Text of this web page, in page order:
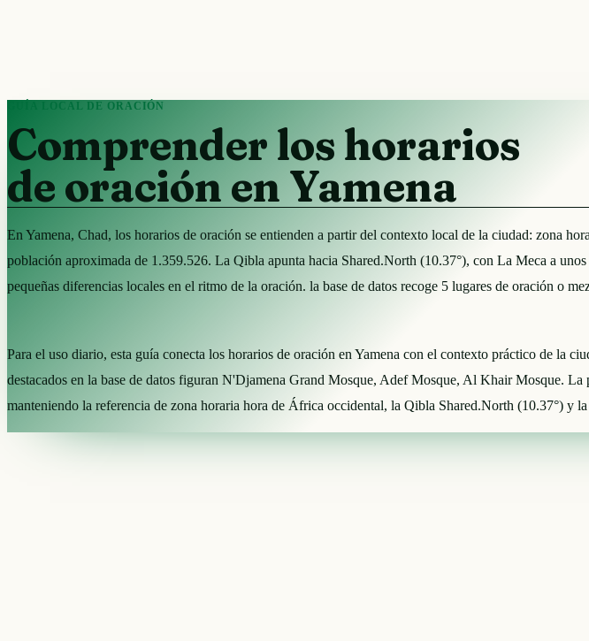
GUÍA LOCAL DE ORACIÓN
Comprender los horarios
de oración en Yamena
En Yamena, Chad, los horarios de oración se entienden a partir del contexto local de la ciudad: zona
población aproximada de 1.359.526. La Qibla apunta hacia Shared.North (10.37°), con La Meca a
pequeñas diferencias locales en el ritmo de la oración. la base de datos recoge 5 lugares de oración o
Para el uso diario, esta guía conecta los horarios de oración en Yamena con el contexto práctico de la
destacados en la base de datos figuran N'Djamena Grand Mosque, Adef Mosque, Al Khair Mosque.
manteniendo la referencia de zona horaria hora de África occidental, la Qibla Shared.North (10.37°) y